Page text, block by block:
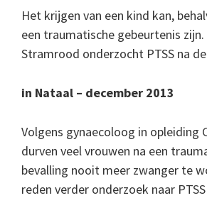
Het krijgen van een kind kan,
een traumatische gebeurtenis zijn.
Stramrood onderzocht PTSS na
in Nataal – december 2013
Volgens gynaecoloog in opleiding
durven veel vrouwen na een
bevalling nooit meer zwanger te
reden verder onderzoek naar